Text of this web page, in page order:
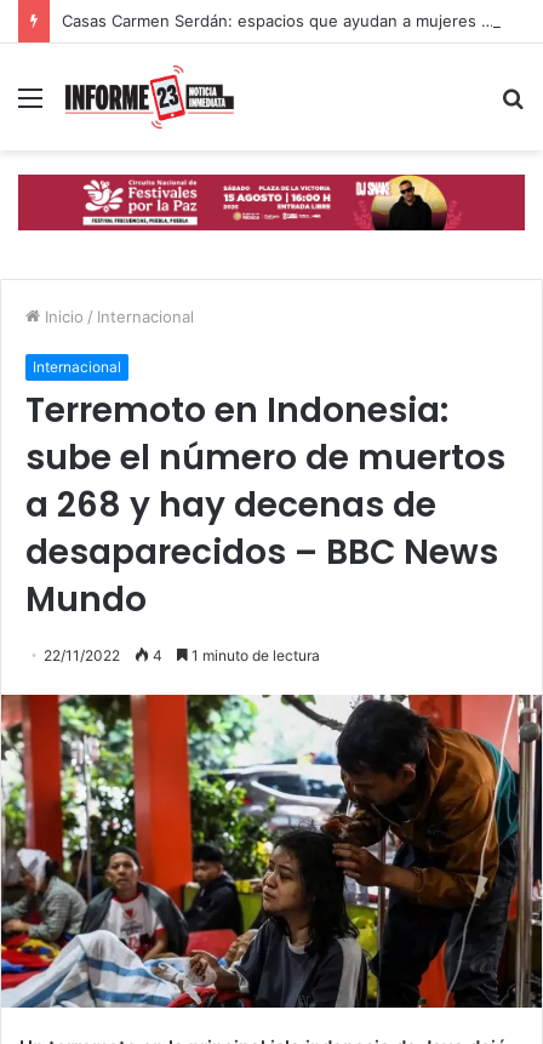
Casas Carmen Serdán: espacios que ayudan a mujeres poblanas a romper ciclos de violencia
Menú
Inicio / Internacional
Internacional
Terremoto en Indonesia:
sube el número de muertos
a 268 y hay decenas de
desaparecidos – BBC News
Mundo
22/11/2022 4 1 minuto de lectura